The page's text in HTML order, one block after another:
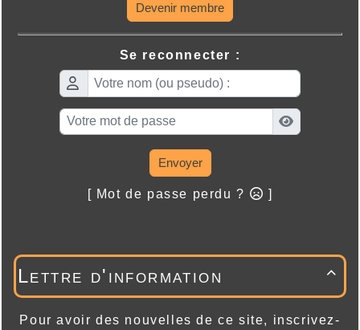
Devenir membre
Se reconnecter :
Envoyer
[ Mot de passe perdu ? ]

Lettre d'information
Pour avoir des nouvelles de ce site, inscrivez-